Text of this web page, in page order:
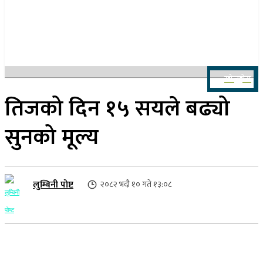
खोज्नुहोस
तिजको दिन १५ सयले बढ्यो
सुनको मूल्य
लुम्बिनी पोष्ट २०८२ भदौ १० गते १३:०८